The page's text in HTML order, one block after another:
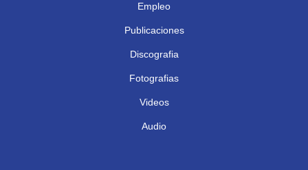
Empleo
Publicaciones
Discografia
Fotografias
Videos
Audio